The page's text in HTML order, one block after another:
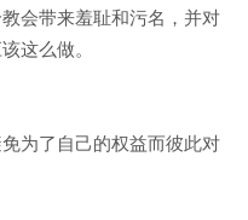
会带来羞耻和污名，并对
这么做。
为了自己的权益而彼此对